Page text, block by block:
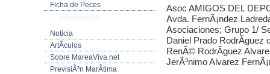
Ficha de Peces
Noticia
ArtÃ­culos
Sobre MareaViva.net
PrevisiÃ³n MarÃ­tima
Asoc AMIGOS DEL
Avda. FernÃ¡ndez
Asociaciones; Grupo 1/
Daniel Prado RodrÃ­guez
RenÃ© RodrÃ­guez
JerÃ³nimo Alvarez